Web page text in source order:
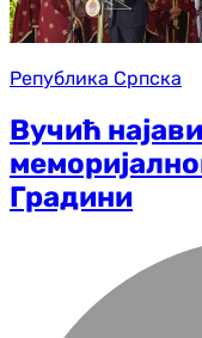
Република Српска
Вучић
Градини